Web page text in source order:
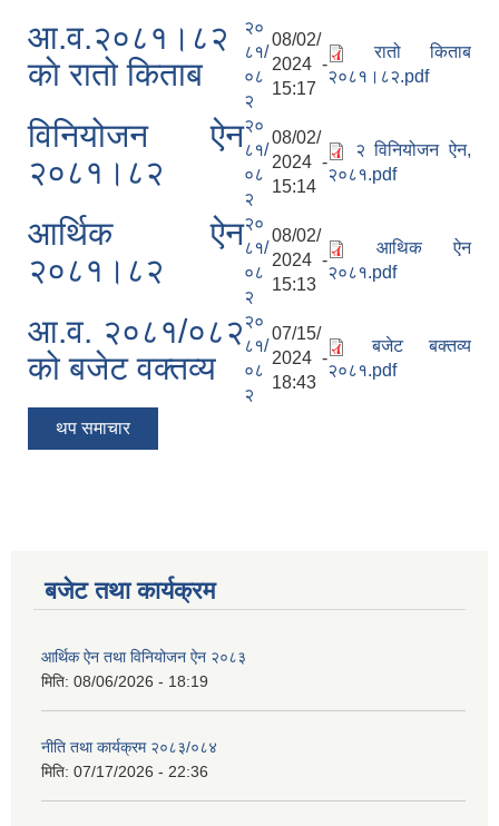
आ.व.२०८१।८२
काे रातो किताब
२०
८१/
०८
२
08/02/
2024 -
15:17
रातो किताब
२०८१।८२.pdf
विनियोजन ऐन
२०८१।८२
२०
८१/
०८
२
08/02/
2024 -
15:14
२ विनियोजन ऐन,
२०८१.pdf
आर्थिक ऐन
२०८१।८२
२०
८१/
०८
२
08/02/
2024 -
15:13
आथिक ऐन
२०८१.pdf
आ.व. २०८१/०८२
को बजेट वक्तव्य
२०
८१/
०८
२
07/15/
2024 -
18:43
बजेट बक्तव्य
२०८१.pdf
थप समाचार
बजेट तथा कार्यक्रम
आर्थिक ऐन तथा विनियोजन ऐन २०८३
मिति: 08/06/2026 - 18:19
नीति तथा कार्यक्रम २०८३/०८४
मिति: 07/17/2026 - 22:36